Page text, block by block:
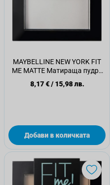
MAYBELLINE NEW YORK FIT
ME MATTE Матираща пудра
090
8,17 €/ 15,98 лв.
Добави в количката